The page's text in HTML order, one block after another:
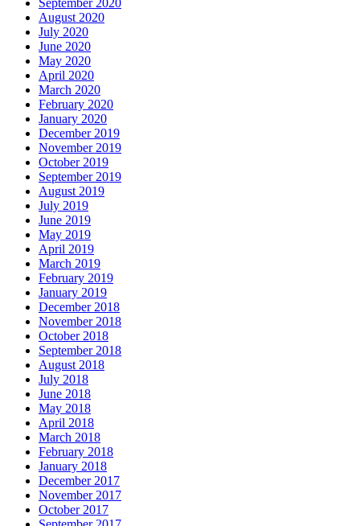
August 2020
July 2020
June 2020
May 2020
April 2020
March 2020
February 2020
January 2020
December 2019
November 2019
October 2019
September 2019
August 2019
July 2019
June 2019
May 2019
April 2019
March 2019
February 2019
January 2019
December 2018
November 2018
October 2018
September 2018
August 2018
July 2018
June 2018
May 2018
April 2018
March 2018
February 2018
January 2018
December 2017
November 2017
October 2017